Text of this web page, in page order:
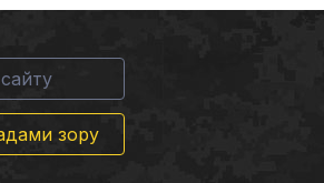
зору